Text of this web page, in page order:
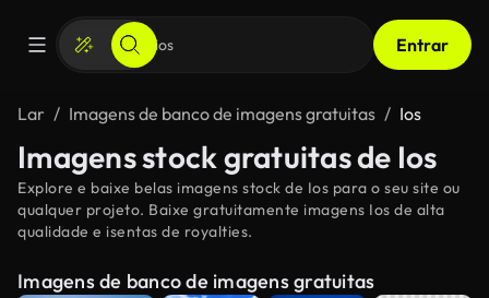
Entrar
Lar Imagens de banco de imagens gratuitas Ios
Imagens stock gratuitas de Ios
Explore e baixe belas imagens stock de Ios para o seu site ou
qualquer projeto. Baixe gratuitamente imagens Ios de alta
qualidade e isentas de royalties.
Imagens de banco de imagens gratuitas